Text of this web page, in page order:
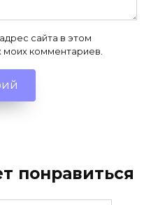
сайта в этом
моих комментариев.
понравиться